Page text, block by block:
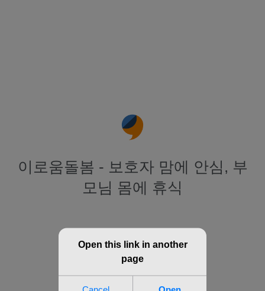
이로움돌봄 - 보호자 맘에 안심, 부
모님 몸에 휴식